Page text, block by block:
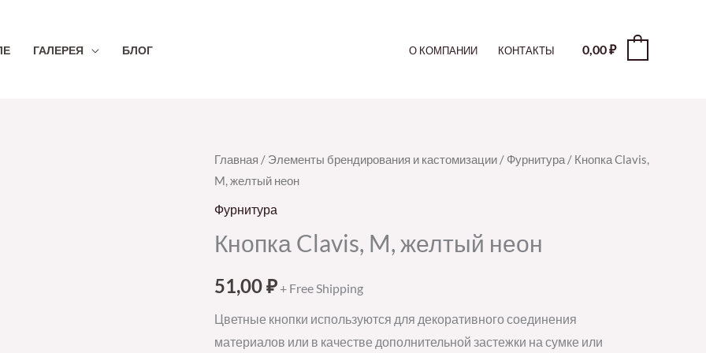
ГАЛЕРЕЯ БЛОГ О КОМПАНИИ КОНТАКТЫ 0,00₽
Главная / Элементы брендирования и кастомизации / Фурнитура / Кнопка Clavis,
M, желтый неон
Фурнитура
Кнопка Clavis, M, желтый неон
51,00₽ + Free Shipping
Цветные кнопки используются для декоративного соединения
материалов или в качестве дополнительной застежки на сумке или
Количество
товара
Кнопка
M,
неон